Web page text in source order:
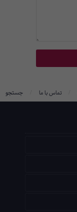
تماس با ما جستجو